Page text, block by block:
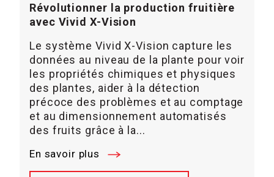
Révolutionner la production fruitière
avec Vivid X-Vision
Le système Vivid X-Vision capture les
données au niveau de la plante pour voir
les propriétés chimiques et physiques
des plantes, aider à la détection
précoce des problèmes et au comptage
et au dimensionnement automatisés
des fruits grâce à la...
En savoir plus